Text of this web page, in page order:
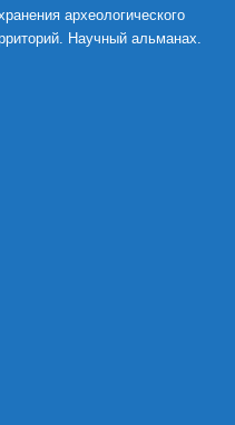
археологического
Научный альманах.